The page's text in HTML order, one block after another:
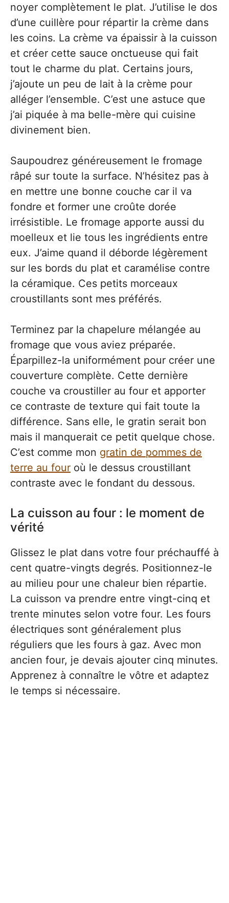
noyer complètement le plat. J’utilise le dos
d’une cuillère pour répartir la crème dans
les coins. La crème va épaissir à la cuisson
et créer cette sauce onctueuse qui fait
tout le charme du plat. Certains jours,
j’ajoute un peu de lait à la crème pour
alléger l’ensemble. C’est une astuce que
j’ai piquée à ma belle-mère qui cuisine
divinement bien.
Saupoudrez généreusement le fromage
râpé sur toute la surface. N’hésitez pas à
en mettre une bonne couche car il va
fondre et former une croûte dorée
irrésistible. Le fromage apporte aussi du
moelleux et lie tous les ingrédients entre
eux. J’aime quand il déborde légèrement
sur les bords du plat et caramélise contre
la céramique. Ces petits morceaux
croustillants sont mes préférés.
Terminez par la chapelure mélangée au
fromage que vous aviez préparée.
Éparpillez-la uniformément pour créer une
couverture complète. Cette dernière
couche va croustiller au four et apporter
ce contraste de texture qui fait toute la
différence. Sans elle, le gratin serait bon
mais il manquerait ce petit quelque chose.
C’est comme mon gratin de pommes de
terre au four où le dessus croustillant
contraste avec le fondant du dessous.
La cuisson au four : le moment de
vérité
Glissez le plat dans votre four préchauffé à
cent quatre-vingts degrés. Positionnez-le
au milieu pour une chaleur bien répartie.
La cuisson va prendre entre vingt-cinq et
trente minutes selon votre four. Les fours
électriques sont généralement plus
réguliers que les fours à gaz. Avec mon
ancien four, je devais ajouter cinq minutes.
Apprenez à connaître le vôtre et adaptez
le temps si nécessaire.